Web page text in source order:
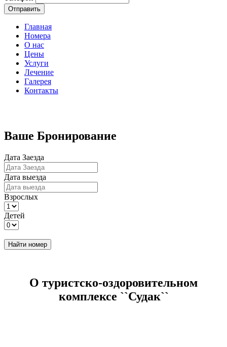
Отправить
Главная
Номера
О нас
Цены
Услуги
Лечение
Галерея
Контакты
Ваше Бронирование
Дата Заезда
Дата выезда
Взрослых
Детей
Найти номер
О туристско-оздоровительном
комплексе ``Судак``